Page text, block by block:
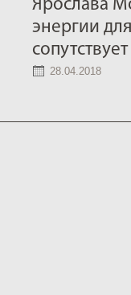
Ярослава
энергии
28.04.2018